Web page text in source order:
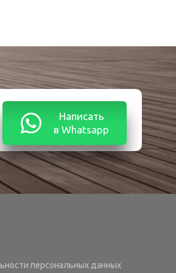
Написать
в Whatsapp
персональных данных